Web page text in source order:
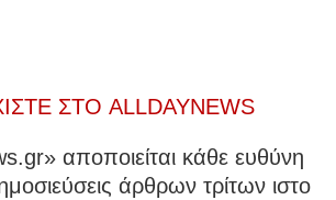
ΣΤΟ ALLDAYNEWS
αποποιείται κάθε ευθύνη
άρθρων τρίτων ιστο